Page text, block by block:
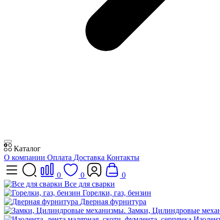
Каталог
О компании Оплата Доставка Контакты
0 0
0
Все для сварки
Горелки, газ, бензин
Дверная фурнитура
Замки, Цилиндровые